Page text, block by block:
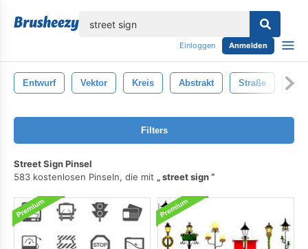
Einloggen Anmelden
Entwurf Vektor Kreis Abstrakt Straße
Filters
Street Sign Pinsel
583 kostenlosen Pinseln, die mit
street sign